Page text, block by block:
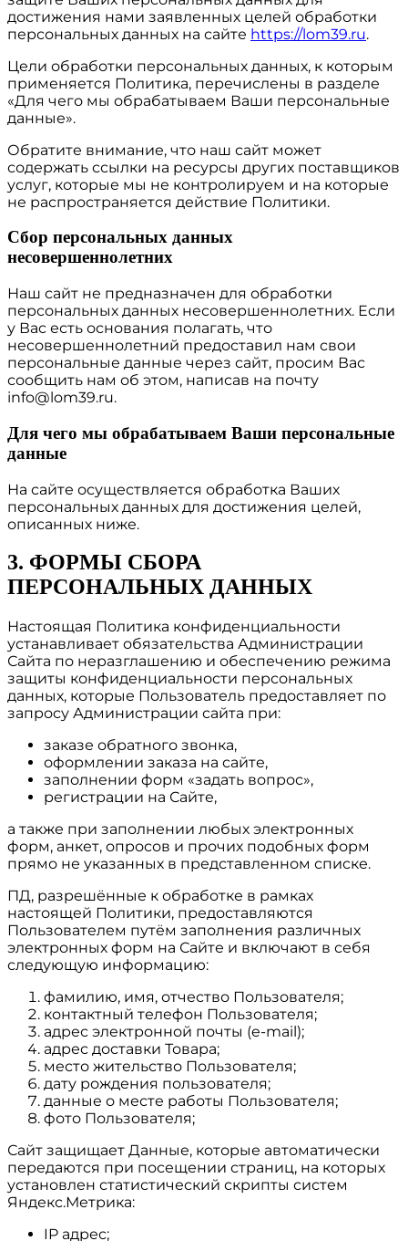
достижения нами заявленных целей обработки
персональных данных на сайте https://lom39.ru.
Цели обработки персональных данных, к которым
применяется Политика, перечислены в разделе
«Для чего мы обрабатываем Ваши персональные
данные».
Обратите внимание, что наш сайт может
содержать ссылки на ресурсы других поставщиков
услуг, которые мы не контролируем и на которые
не распространяется действие Политики.
Сбор персональных данных
несовершеннолетних
Наш сайт не предназначен для обработки
персональных данных несовершеннолетних. Если
у Вас есть основания полагать, что
несовершеннолетний предоставил нам свои
персональные данные через сайт, просим Вас
сообщить нам об этом, написав на почту
info@lom39.ru.
Для чего мы обрабатываем Ваши персональные
данные
На сайте осуществляется обработка Ваших
персональных данных для достижения целей,
описанных ниже.
3. ФОРМЫ СБОРА
ПЕРСОНАЛЬНЫХ ДАННЫХ
Настоящая Политика конфиденциальности
устанавливает обязательства Администрации
Сайта по неразглашению и обеспечению режима
защиты конфиденциальности персональных
данных, которые Пользователь предоставляет по
запросу Администрации сайта при:
заказе обратного звонка,
оформлении заказа на сайте,
заполнении форм «задать вопрос»,
регистрации на Сайте,
а также при заполнении любых электронных
форм, анкет, опросов и прочих подобных форм
прямо не указанных в представленном списке.
ПД, разрешённые к обработке в рамках
настоящей Политики, предоставляются
Пользователем путём заполнения различных
электронных форм на Сайте и включают в себя
следующую информацию:
фамилию, имя, отчество Пользователя;
контактный телефон Пользователя;
адрес электронной почты (e-mail);
адрес доставки Товара;
место жительство Пользователя;
дату рождения пользователя;
данные о месте работы Пользователя;
фото Пользователя;
Сайт защищает Данные, которые автоматически
передаются при посещении страниц, на которых
установлен статистический скрипты систем
Яндекс.Метрика:
IP адрес;